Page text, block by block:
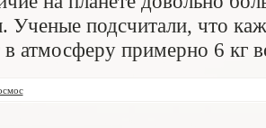
Ученые подсчитали, что
атмосферу примерно 6 кг